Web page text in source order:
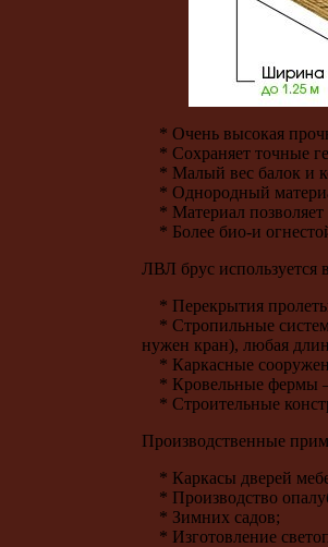
* Очень высокая
* Сохраняет точные
* Малый вес балок и
* Однородный
* Материал позволяет
* Более био-и
ЛВЛ брус используется
* Перекрытия пролеты
* Стропильные
нужен кран), любая
* Каркасные
* Кровельные фермы –
* Строительные
Производственные
* Каркасы дверей
* Производство
* Зимних садов;
* Изготовление